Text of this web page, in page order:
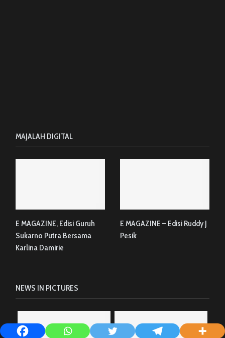
MAJALAH DIGITAL
E MAGAZINE, Edisi Guruh
Sukarno Putra Bersama
Karlina Damirie
E MAGAZINE – Edisi Ruddy J
Pesik
NEWS IN PICTURES